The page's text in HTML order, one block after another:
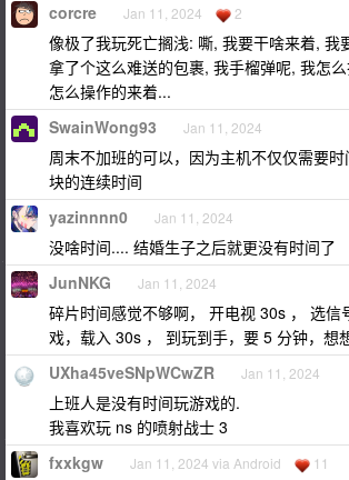
corcre Jan 11, 2024 2
像极了我玩死亡搁浅: 嘶, 我要干啥来着, 我
拿了个这么难送的包裹, 我手榴弹呢, 我怎
怎么操作的来着...
SwainWong93 Jan 11, 2024
周末不加班的可以，因为主机不仅仅需要
块的连续时间
yazinnnn0 Jan 11, 2024
没啥时间.... 结婚生子之后就更没有时间了
JunNKG Jan 11, 2024
碎片时间感觉不够啊， 开电视 30s ， 选信
戏，载入 30s ， 到玩到手，要 5 分钟，想
UXha45veSNpWCwZR Jan 11, 2024
上班人是没有时间玩游戏的.
我喜欢玩 ns 的喷射战士 3
fxxkgw Jan 11, 2024 via Android 11